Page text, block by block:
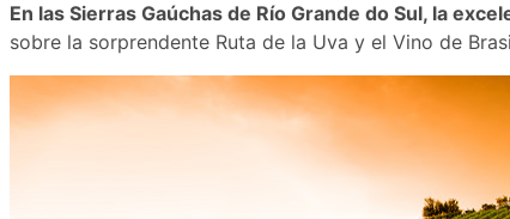
En las Sierras Gaúchas de Río Grande do Sul, la
sobre la sorprendente Ruta de la Uva y el Vino de